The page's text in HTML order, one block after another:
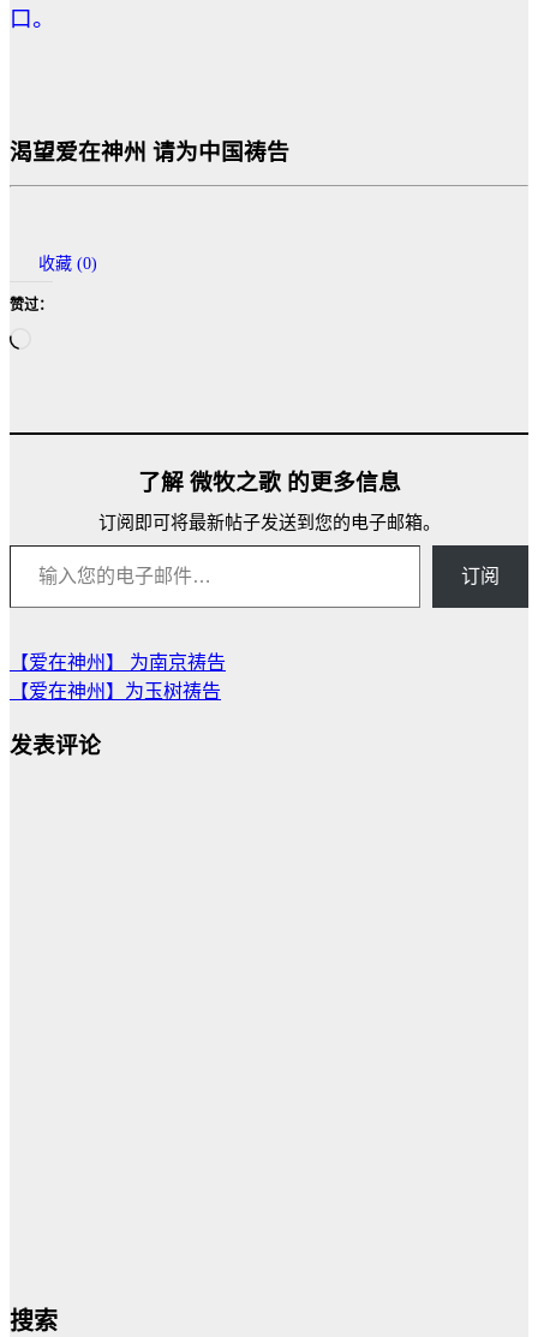
口。
渴望爱在神州 请为中国祷告
收藏 (0)
赞过：
载…
了解 微牧之歌 的更多信息
订阅即可将最新帖子发送到您的电子邮箱。
输入您的电子邮件…
订阅
文
章
导
【爱在神州】 为南京祷告
【爱在神州】为玉树祷告
发表评论
搜索